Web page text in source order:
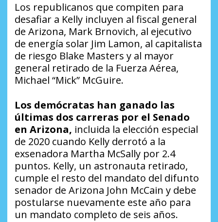
Los republicanos que compiten para
desafiar a Kelly incluyen al fiscal general
de Arizona, Mark Brnovich, al ejecutivo
de energía solar Jim Lamon, al capitalista
de riesgo Blake Masters y al mayor
general retirado de la Fuerza Aérea,
Michael “Mick” McGuire.
Los demócratas han ganado las
últimas dos carreras por el Senado
en Arizona, incluida la elección especial
de 2020 cuando Kelly derrotó a la
exsenadora Martha McSally por 2.4
puntos. Kelly, un astronauta retirado,
cumple el resto del mandato del difunto
senador de Arizona John McCain y debe
postularse nuevamente este año para
un mandato completo de seis años.